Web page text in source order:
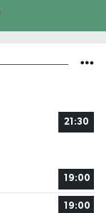
21:30
19:00
19:00